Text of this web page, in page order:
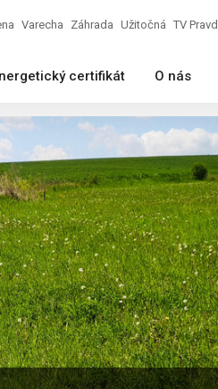
Varecha Záhrada Užitočná TV
certifikát O nás